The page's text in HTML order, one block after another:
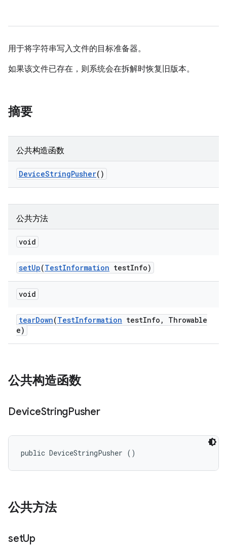
用于将字符串写入文件的目标准备器。
如果该文件已存在，则系统会在拆解时恢复旧版本。
摘要
公共构造函数
DeviceStringPusher()
公共方法
void
setUp(TestInformation testInfo)
void
tearDown(TestInformation testInfo ,
Throwable
e)
公共构造函数
DeviceStringPusher
public DeviceStringPusher ()
公共方法
setUp